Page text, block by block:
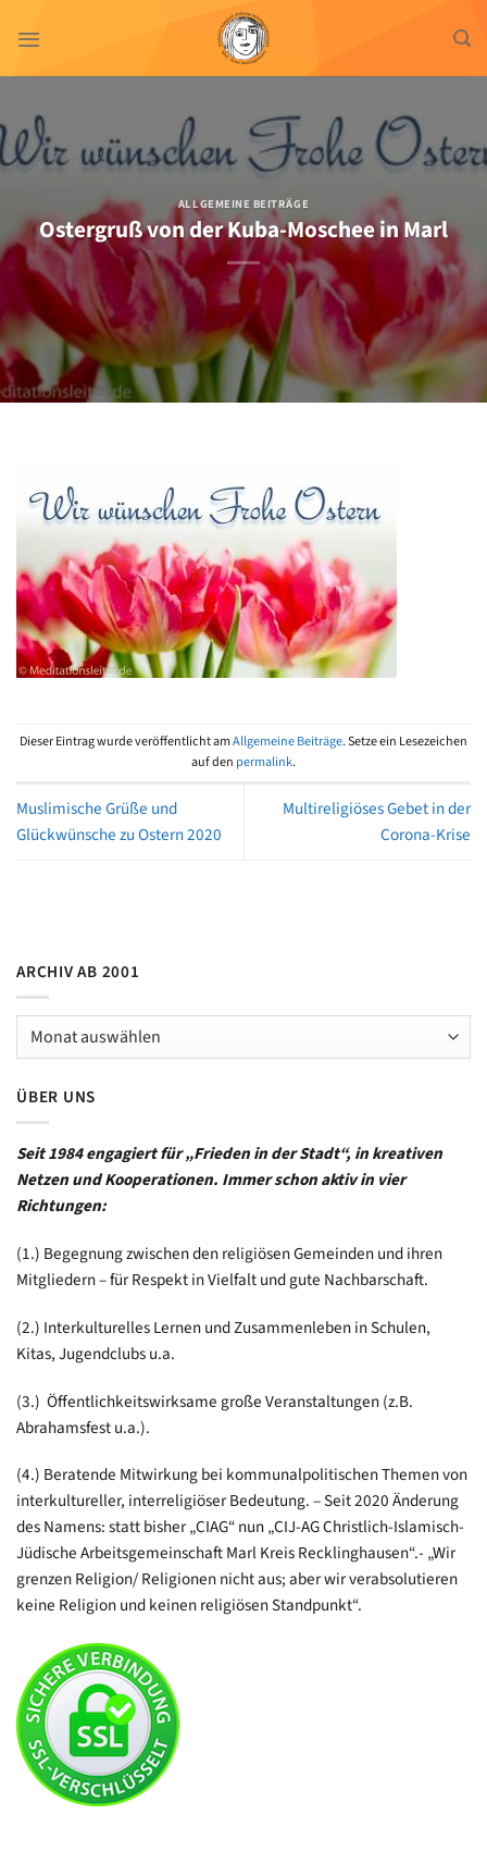
Inhalt
ALLGEMEINE BEITRÄGE
Ostergruß von der Kuba-Moschee in Marl
Dieser Eintrag wurde veröffentlicht amAllgemeine Beiträge. Setze ein Lesezeichen
auf den permalink.
Muslimische Grüße und
Glückwünsche zu Ostern 2020
Multireligiöses Gebet in der
Corona-Krise
ARCHIV AB 2001
Archiv
ÜBER UNS
Seit 1984 engagiert für „Frieden in der Stadt“, in kreativen
Netzen und Kooperationen. Immer schon aktiv in vier
Richtungen:
(1.) Begegnung zwischen den religiösen Gemeinden und ihren
Mitgliedern – für Respekt in Vielfalt und gute Nachbarschaft.
(2.) Interkulturelles Lernen und Zusammenleben in Schulen,
Kitas, Jugendclubs u.a.
(3.) Öffentlichkeitswirksame große Veranstaltungen (z.B.
Abrahamsfest u.a.).
(4.) Beratende Mitwirkung bei kommunalpolitischen Themen von
interkultureller, interreligiöser Bedeutung. – Seit 2020 Änderung
des Namens: statt bisher „CIAG“ nun „CIJ-AG Christlich-Islamisch-
Jüdische Arbeitsgemeinschaft Marl Kreis Recklinghausen“.- „Wir
grenzen Religion/ Religionen nicht aus; aber wir verabsolutieren
keine Religion und keinen religiösen Standpunkt“.